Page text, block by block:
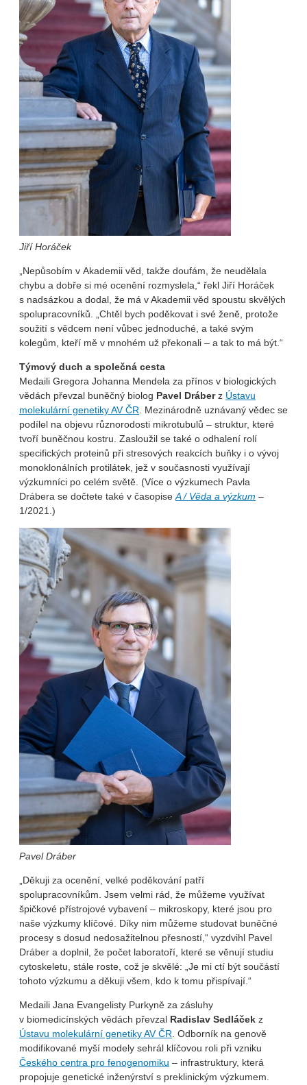
Jiří Horáček
„Nepůsobím v Akademii věd, takže doufám, že neudělala
chybu a dobře si mé ocenění rozmyslela,“ řekl Jiří Horáček
s nadsázkou a dodal, že má v Akademii věd spoustu skvělých
spolupracovníků. „Chtěl bych poděkovat i své ženě, protože
soužití s vědcem není vůbec jednoduché, a také svým
kolegům, kteří mě v mnohém už překonali – a tak to má být.“
Týmový duch a společná cesta
Medaili Gregora Johanna Mendela za přínos v biologických
vědách převzal buněčný biolog Pavel Dráberz Ústavu
molekulární genetiky AV ČR . Mezinárodně uznávaný vědec se
podílel na objevu různorodosti mikrotubulů – struktur, které
tvoří buněčnou kostru. Zasloužil se také o odhalení rolí
specifických proteinů při stresových reakcích buňky i o vývoj
monoklonálních protilátek, jež v současnosti využívají
výzkumníci po celém světě. (Více o výzkumech Pavla
Drábera se dočtete také v časopise A / Věda a výzkum –
1/2021.)
Pavel Dráber
„Děkuji za ocenění, velké poděkování patří
spolupracovníkům. Jsem velmi rád, že můžeme využívat
špičkové přístrojové vybavení – mikroskopy, které jsou pro
naše výzkumy klíčové. Díky nim můžeme studovat buněčné
procesy s dosud nedosažitelnou přesností,“ vyzdvihl Pavel
Dráber a doplnil, že počet laboratoří, které se věnují studiu
cytoskeletu, stále roste, což je skvělé: „Je mi ctí být součástí
tohoto výzkumu a děkuji všem, kdo k tomu přispívají.“
Medaili Jana Evangelisty Purkyně za zásluhy
v biomedicínských vědách převzal Radislav Sedláček z
Ústavu molekulární genetiky AV ČR . Odborník na genově
modifikované myší modely sehrál klíčovou roli při vzniku
Českého centra pro fenogenomiku – infrastruktury, která
propojuje genetické inženýrství s preklinickým výzkumem.